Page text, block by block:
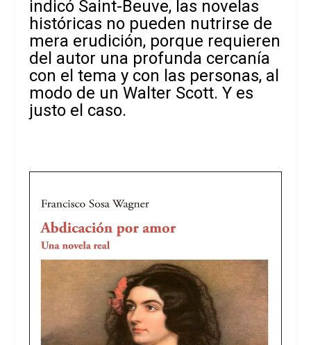
indicó Saint-Beuve, las novelas
históricas no pueden nutrirse de
mera erudición, porque requieren
del autor una profunda cercanía
con el tema y con las personas, al
modo de un Walter Scott. Y es
justo el caso.